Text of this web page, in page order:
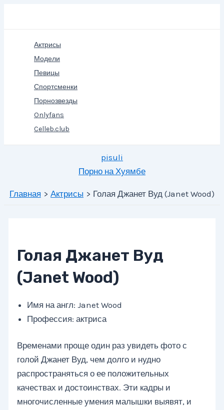
Актрисы
Модели
Певицы
Спортсменки
Порнозвезды
Onlyfans
Celleb.club
pisuli
Порно на Хуямбе
Главная Актрисы Голая Джанет Вуд (Janet Wood)
Голая Джанет Вуд
(Janet Wood)
Имя на англ: Janet Wood
Профессия: актриса
Временами проще один раз увидеть фото с
голой Джанет Вуд, чем долго и нудно
распространяться о ее положительных
качествах и достоинствах. Эти кадры и
многочисленные умения малышки выявят, и